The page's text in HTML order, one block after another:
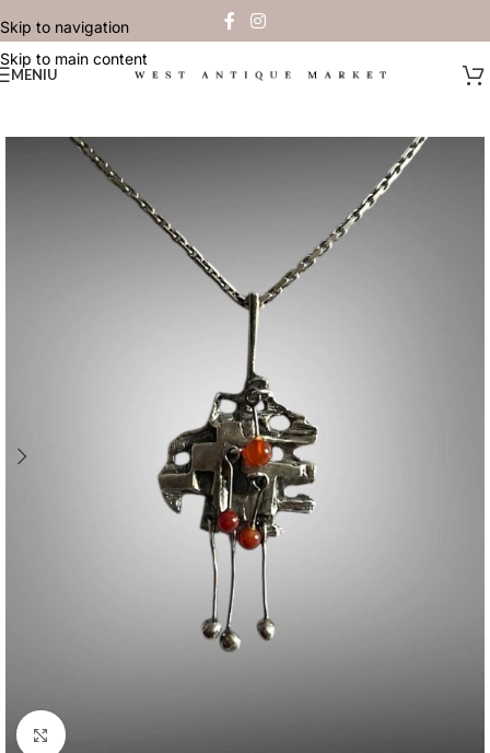
Skip to navigation
Skip to main content
MENIU
Click to enlarge